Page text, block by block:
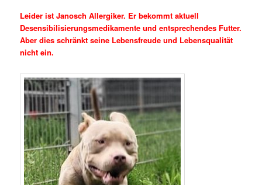
Leider ist Janosch Allergiker. Er bekommt aktuell
Desensibilisierungsmedikamente und entsprechendes Futter.
Aber dies schränkt seine Lebensfreude und Lebensqualität
nicht ein.